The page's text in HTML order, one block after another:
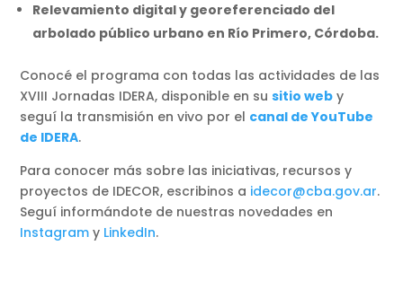
Relevamiento digital y georeferenciado del
arbolado público urbano en Río Primero, Córdoba.
Conocé el programa con todas las actividades de las
XVIII Jornadas IDERA, disponible en susitio web y
seguí la transmisión en vivo por el canal de YouTube
de IDERA.
Para conocer más sobre las iniciativas, recursos y
proyectos de IDECOR, escribinos a idecor@cba.gov.ar.
Seguí informándote de nuestras novedades en
Instagram y LinkedIn.